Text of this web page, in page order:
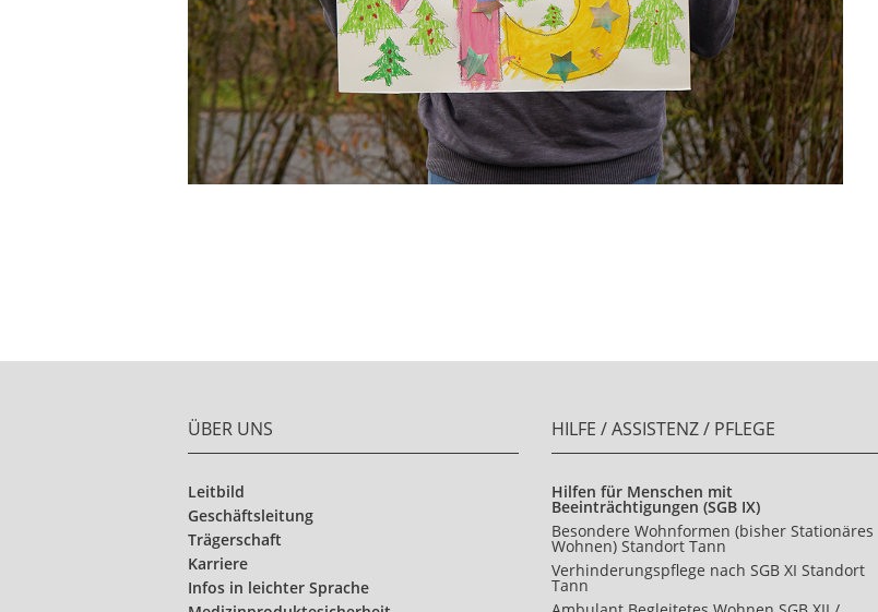
ÜBER UNS
Leitbild
Geschäftsleitung
Trägerschaft
Karriere
Infos in leichter Sprache
HILFE / ASSISTENZ / PFLEGE
Hilfen für Menschen mit
Beeinträchtigungen (SGB IX)
Besondere Wohnformen (bisher Stationäres
Wohnen) Standort Tann
Verhinderungspflege nach SGB XI Standort
Tann